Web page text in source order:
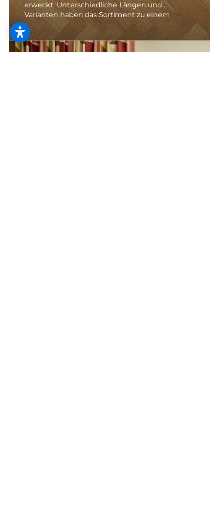
erweckt. Unterschiedliche Längen und
Varianten haben das Sortiment zu einem
festen Bestandteil stilvoller
Innenraumgestaltung gemacht.